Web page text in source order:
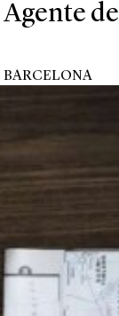
de
BARCELONA